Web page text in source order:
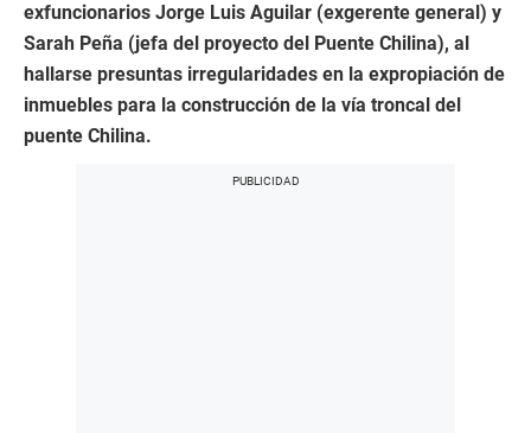
exfuncionarios Jorge Luis Aguilar (exgerente general) y
Sarah Peña (jefa del proyecto del Puente Chilina), al
hallarse presuntas irregularidades en la expropiación de
inmuebles para la construcción de la vía troncal del
puente Chilina.